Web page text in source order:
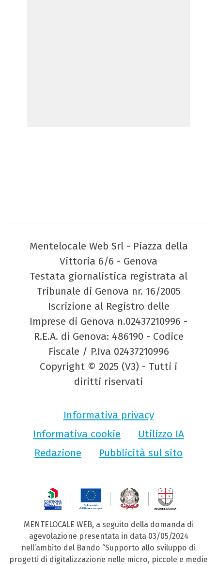
Mentelocale Web Srl - Piazza della
Vittoria 6/6 - Genova
Testata giornalistica registrata al
Tribunale di Genova nr. 16/2005
Iscrizione al Registro delle
Imprese di Genova n.02437210996 -
R.E.A. di Genova: 486190 - Codice
Fiscale / P.Iva 02437210996
Copyright © 2025 (V3) - Tutti i
diritti riservati
Informativa privacy
Informativa cookie
Utilizzo IA
Redazione
Pubblicità sul sito
MENTELOCALE WEB, a seguito della domanda di
agevolazione presentata in data 03/05/2024
nell’ambito del Bando “Supporto allo sviluppo di
progetti di digitalizzazione nelle micro, piccole e medie